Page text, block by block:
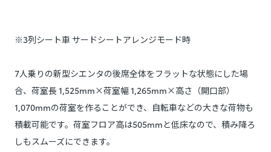
※3列シート車 サードシートアレンジモード時
7人乗りの新型シエンタの後席全体をフラットな状態にした場
合、荷室長 1,525mm×荷室幅 1,265mm×高さ（開口部）
1,070mmの荷室を作ることができ、自転車などの大きな荷物も
積載可能です。荷室フロア高は505mmと低床なので、積み降ろ
しもスムーズにできます。